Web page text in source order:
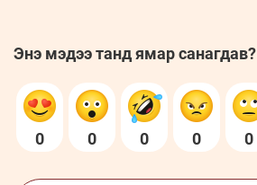
Энэ мэдээ танд ямар санагдав?
0 0 0 0 0